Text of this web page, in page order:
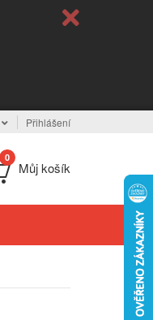
Přihlášení
0
Můj košík